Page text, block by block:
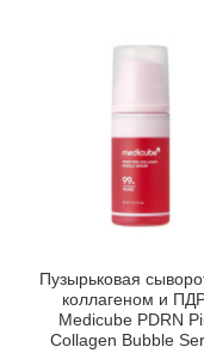
Пузырьковая
коллагеном и
Medicube PDRN
Collagen Bubble